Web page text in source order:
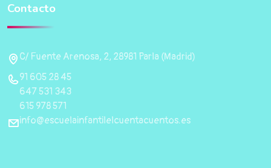
Contacto
C/ Fuente Arenosa, 2, 28981 Parla (Madrid)
91 605 28 45
647 531 343
615 978 571
info@escuelainfantilelcuentacuentos.es